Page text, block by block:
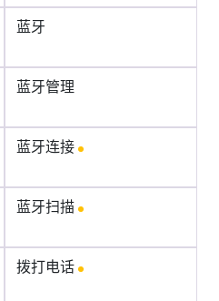
蓝牙
蓝牙管理
蓝牙连接
蓝牙扫描
拨打电话